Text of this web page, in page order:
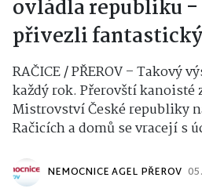
ovládla republiku -
přivezli
RAČICE / PŘEROV – Takový
každý rok. Přerovští kanoisté
Mistrovství České republiky
Račicích a domů se vracejí s
NEMOCNICE AGEL PŘEROV